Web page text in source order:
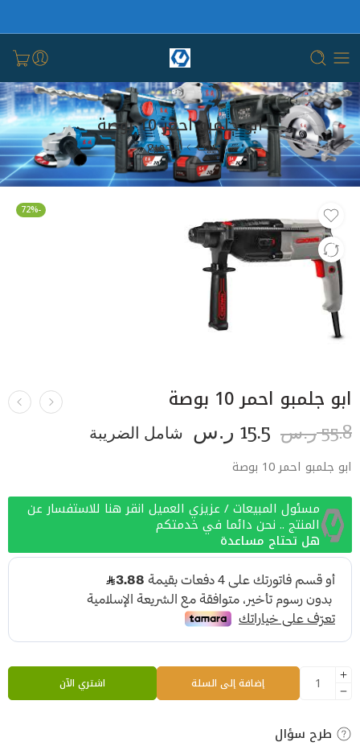
ابو جلمبو احمر 10 بوصة
بيت الجميع
-72%
ابو جلمبو احمر 10 بوصة
55.8 ر.س 15.5 ر.س شامل الضريبة
ابو جلمبو احمر 10 بوصة
مسئول المبيعات / عزيزي العميل انقر هنا للاستفسار عن
المنتج .. نحن دائما في خدمتكم
هل تحتاج مساعدة
إضافة إلى السلة اشتري الآن
طرح سؤال